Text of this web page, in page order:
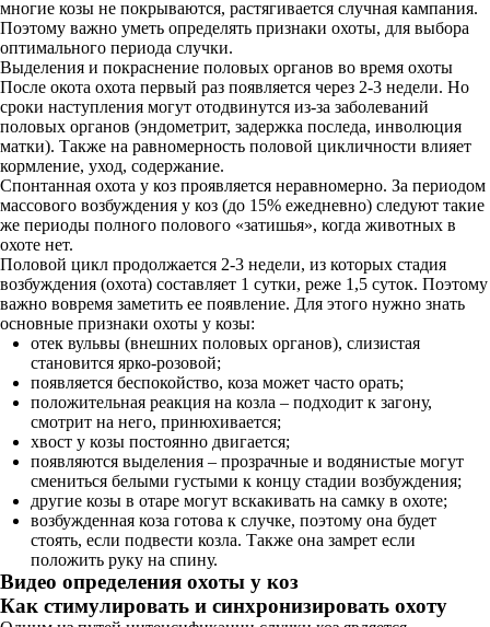
многие козы не покрываются, растягивается случная кампания.
Поэтому важно уметь определять признаки охоты, для выбора
оптимального периода случки.
Выделения и покраснение половых органов во время охоты
После окота охота первый раз появляется через 2-3 недели. Но
сроки наступления могут отодвинутся из-за заболеваний
половых органов (эндометрит, задержка последа, инволюция
матки). Также на равномерность половой цикличности влияет
кормление, уход, содержание.
Спонтанная охота у коз проявляется неравномерно. За периодом
массового возбуждения у коз (до 15% ежедневно) следуют такие
же периоды полного полового «затишья», когда животных в
охоте нет.
Половой цикл продолжается 2-3 недели, из которых стадия
возбуждения (охота) составляет 1 сутки, реже 1,5 суток. Поэтому
важно вовремя заметить ее появление. Для этого нужно знать
основные признаки охоты у козы:
отек вульвы (внешних половых органов), слизистая
становится ярко-розовой;
появляется беспокойство, коза может часто орать;
положительная реакция на козла – подходит к загону,
смотрит на него, принюхивается;
хвост у козы постоянно двигается;
появляются выделения – прозрачные и водянистые могут
смениться белыми густыми к концу стадии возбуждения;
другие козы в отаре могут вскакивать на самку в охоте;
возбужденная коза готова к случке, поэтому она будет
стоять, если подвести козла. Также она замрет если
положить руку на спину.
Видео определения охоты у коз
Как стимулировать и синхронизировать охоту